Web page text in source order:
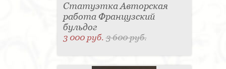
Статуэтка Авторская
работа Французский
бульдог
3 000 руб.3 600 руб.